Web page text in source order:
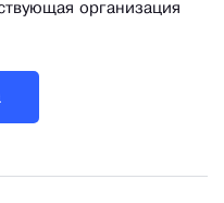
организация